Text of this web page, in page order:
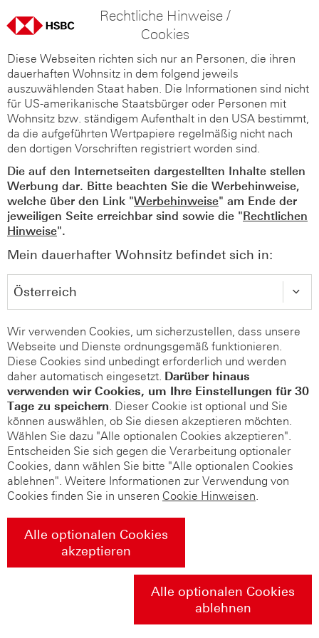
Rechtliche Hinweise /
Cookies
Diese Webseiten richten sich nur an Personen, die ihren
dauerhaften Wohnsitz in dem folgend jeweils
auszuwählenden Staat haben. Die Informationen sind nicht
für US-amerikanische Staatsbürger oder Personen mit
Wohnsitz bzw. ständigem Aufenthalt in den USA bestimmt,
da die aufgeführten Wertpapiere regelmäßig nicht nach
den dortigen Vorschriften registriert worden sind.
Die auf den Internetseiten dargestellten Inhalte stellen
Werbung dar. Bitte beachten Sie die Werbehinweise,
welche über den Link "Werbehinweise" am Ende der
jeweiligen Seite erreichbar sind sowie die "Rechtlichen
Hinweise".
Mein dauerhafter Wohnsitz befindet sich in:
Wir verwenden Cookies, um sicherzustellen, dass unsere
Webseite und Dienste ordnungsgemäß funktionieren.
Diese Cookies sind unbedingt erforderlich und werden
daher automatisch eingesetzt. Darüber hinaus
verwenden wir Cookies, um Ihre Einstellungen für 30
Tage zu speichern. Dieser Cookie ist optional und Sie
können auswählen, ob Sie diesen akzeptieren möchten.
Wählen Sie dazu "Alle optionalen Cookies akzeptieren".
Entscheiden Sie sich gegen die Verarbeitung optionaler
Cookies, dann wählen Sie bitte "Alle optionalen Cookies
ablehnen". Weitere Informationen zur Verwendung von
Cookies finden Sie in unseren Cookie Hinweisen.
Alle optionalen Cookies
akzeptieren
Alle optionalen Cookies
ablehnen